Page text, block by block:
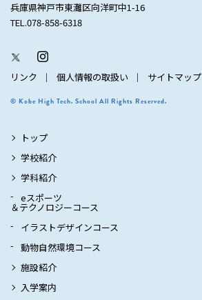
兵庫県神戸市東灘区向洋町中1-16
TEL.078-858-6318
リンク 個人情報の取扱い サイトマップ
© Kobe High Tech. School All Rights Reserved.
トップ
学校紹介
学科紹介
eスポーツ
＆テクノロジーコース
イラストデザインコース
動物自然環境コース
施設紹介
入学案内